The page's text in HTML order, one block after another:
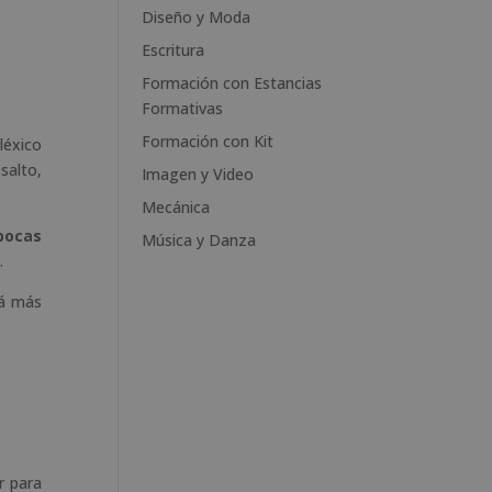
más
para
e
Diseño y Moda
Escritura
Formación con Estancias
Formativas
Formación con Kit
Imagen y Video
Mecánica
Música y Danza